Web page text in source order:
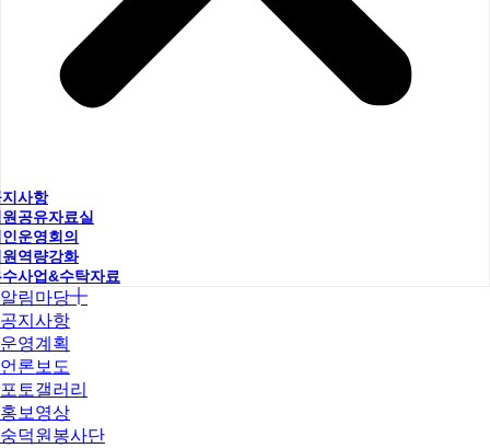
사항
공유자료실
운영회의
역량강화
사업&수탁자료
알림마당
공지사항
운영계획
언론보도
포토갤러리
홍보영상
숭덕원봉사단